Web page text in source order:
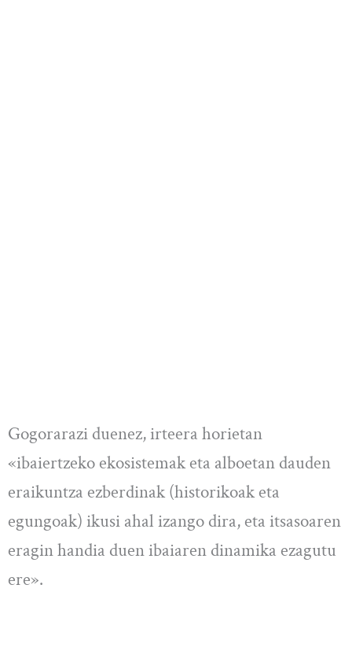
Gogorarazi duenez, irteera horietan
«ibaiertzeko ekosistemak eta alboetan dauden
eraikuntza ezberdinak (historikoak eta
egungoak) ikusi ahal izango dira, eta itsasoaren
eragin handia duen ibaiaren dinamika ezagutu
ere».